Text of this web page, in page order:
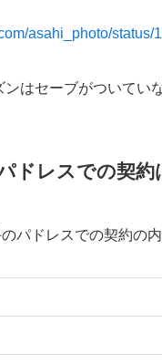
asahi_photo/
ンはセーブがついてい
ドレスでの契約
パドレスでの契約の